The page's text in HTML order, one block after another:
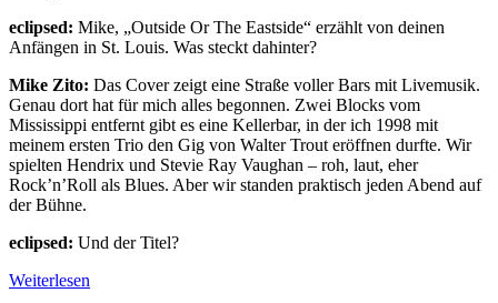
eclipsed: Mike, „Outside Or The Eastside“ erzählt von deinen
Anfängen in St. Louis. Was steckt dahinter?
Mike Zito: Das Cover zeigt eine Straße voller Bars mit Livemusik.
Genau dort hat für mich alles begonnen. Zwei Blocks vom
Mississippi entfernt gibt es eine Kellerbar, in der ich 1998 mit
meinem ersten Trio den Gig von Walter Trout eröffnen durfte. Wir
spielten Hendrix und Stevie Ray Vaughan – roh, laut, eher
Rock’n’Roll als Blues. Aber wir standen praktisch jeden Abend auf
der Bühne.
eclipsed: Und der Titel?
Weiterlesen